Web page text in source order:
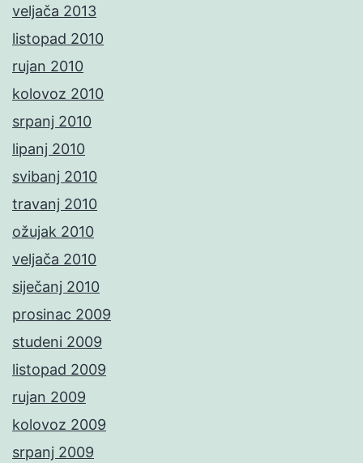
veljača 2013
listopad 2010
rujan 2010
kolovoz 2010
srpanj 2010
lipanj 2010
svibanj 2010
travanj 2010
ožujak 2010
veljača 2010
siječanj 2010
prosinac 2009
studeni 2009
listopad 2009
rujan 2009
kolovoz 2009
srpanj 2009